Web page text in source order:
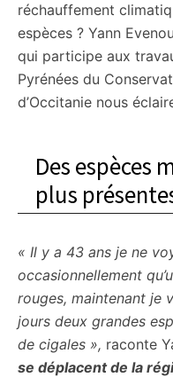
réchauffement
espèces ? Yann
qui participe aux
Pyrénées du
d’Occitanie nous
Des espèces
plus
« Il y a 43 ans je ne
occasionnellement
rouges, maintenant je
jours deux grandes
de cigales », raconte
se déplacent de la